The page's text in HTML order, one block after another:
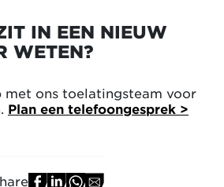
IN EEN NIEUW
WETEN?
met ons toelatingsteam voor
Plan een telefoongesprek >